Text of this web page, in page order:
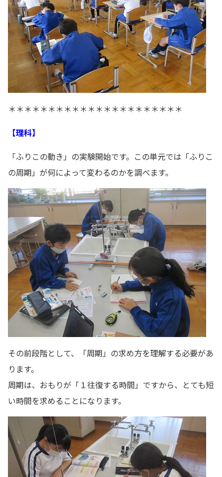
＊＊＊＊＊＊＊＊＊＊＊＊＊＊＊＊＊＊＊＊＊＊
【理科】
「ふりこの動き」の実験開始です。この単元では「ふりこ
の周期」が何によって変わるのかを調べます。
その前段階として、「周期」の求め方を理解する必要があ
ります。
周期は、おもりが「１往復する時間」ですから、とても短
い時間を求めることになります。